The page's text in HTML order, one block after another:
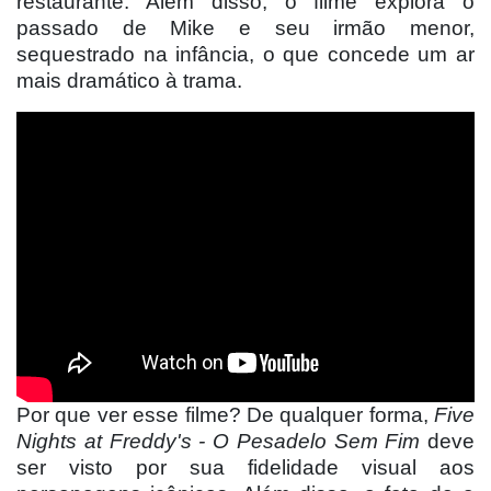
passado de Mike e seu irmão menor,
sequestrado na infância, o que concede um ar
mais dramático à trama.
Por que ver esse filme? De qualquer forma, Five
Nights at Freddy's - O Pesadelo Sem Fim deve
ser visto por sua fidelidade visual aos